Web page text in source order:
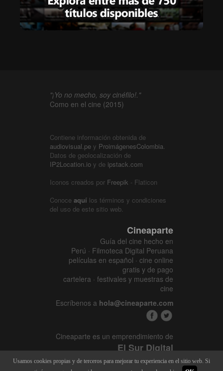
"¡Yo no mecho, soy cinéfilo!."
Como en el cine (2015)
Contiene información obtenida de
audiovisual.pe y ProimágenesColombia
Datos de geolocalización de
IP2Location.io y de ipstack.com
Iconos creados por Freepik - Flaticon
Conoce aquí los términos y condiciones
del uso de este sitio web.
Cineaparte
Guía del cine hecho en
Perú · Filmoteca Digital Peruana
películas en español · cine online
gratis y de pago
cartelera · festivales y muestras de
cine
Escríbenos a hola@cineaparte.com
Cineaparte es un emprendimiento de
El Sur Digital
www.elsurcine.com
Usamos cookies propias y de terceros para mejorar tu experiencia en el sitio web. Si